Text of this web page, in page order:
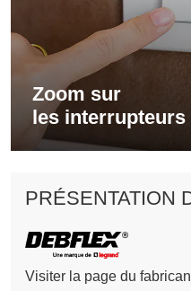
Zoom sur
les interrupteurs
PRÉSENTATION
Visiter la page du